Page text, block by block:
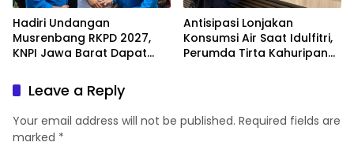
Hadiri Undangan
Musrenbang RKPD 2027,
KNPI Jawa Barat Dapat
Antisipasi Lonjakan
Konsumsi Air Saat Idulfitri,
Perumda Tirta Kahuripan
Leave a Reply
Your email address will not be published. Required fields are
marked *